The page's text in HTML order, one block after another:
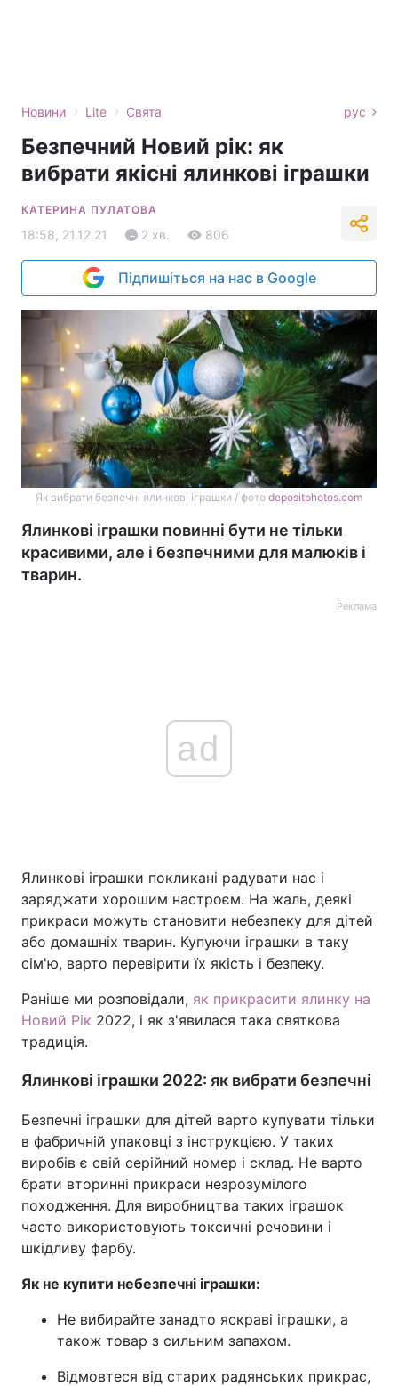
Новини › Lite › Свята рус
Безпечний Новий рік: як
вибрати якісні ялинкові іграшки
КАТЕРИНА ПУЛАТОВА
18:58, 21.12.21 2 хв. 806
Підпишіться на нас в Google
Як вибрати безпечні ялинкові іграшки / фото depositphotos.com
Ялинкові іграшки повинні бути не тільки
красивими, але і безпечними для малюків і
тварин.
Реклама
ad
Ялинкові іграшки покликані радувати нас і
заряджати хорошим настроєм. На жаль, деякі
прикраси можуть становити небезпеку для дітей
або домашніх тварин. Купуючи іграшки в таку
сім'ю, варто перевірити їх якість і безпеку.
Раніше ми розповідали, як прикрасити ялинку на
Новий Рік 2022, і як з'явилася така святкова
традиція.
Ялинкові іграшки 2022: як вибрати безпечні
Безпечні іграшки для дітей варто купувати тільки
в фабричній упаковці з інструкцією. У таких
виробів є свій серійний номер і склад. Не варто
брати вторинні прикраси незрозумілого
походження. Для виробництва таких іграшок
часто використовують токсичні речовини і
шкідливу фарбу.
Як не купити небезпечні іграшки:
Не вибирайте занадто яскраві іграшки, а
також товар з сильним запахом.
Відмовтеся від старих радянських прикрас,